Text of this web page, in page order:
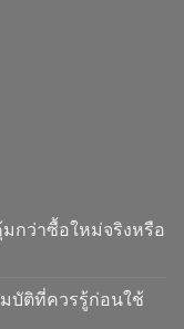
กว่าซื้อใหม่จริงหรือ
บัติที่ควรรู้ก่อนใช้